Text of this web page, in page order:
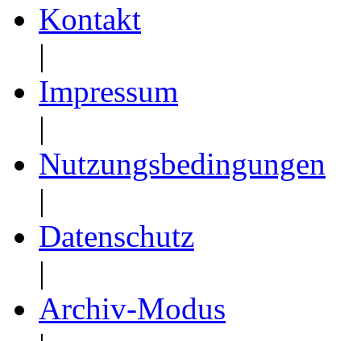
Kontakt
|
Impressum
|
Nutzungsbedingungen
|
Datenschutz
|
Archiv-Modus